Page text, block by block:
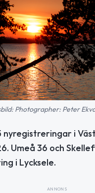
Photographer: Peter
nyregistreringar i
Umeå 36 och
i Lycksele.
ANNONS